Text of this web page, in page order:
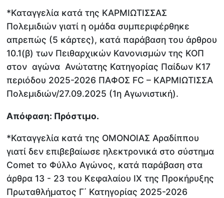
*Καταγγελία κατά της ΚΑΡΜΙΩΤΙΣΣΑΣ
Πολεμιδιών γιατί η ομάδα συμπεριφέρθηκε
απρεπώς (5 κάρτες), κατά παράβαση του άρθρου
10.1(β) των Πειθαρχικών Κανονισμών της ΚΟΠ
στον αγώνα Ανώτατης Κατηγορίας Παίδων Κ17
περιόδου 2025-2026 ΠΑΦΟΣ FC – ΚΑΡΜΙΩΤΙΣΣΑ
Πολεμιδιών/27.09.2025 (1η Αγωνιστική).
Απόφαση: Πρόστιμο.
*Καταγγελία κατά της ΟΜΟΝΟΙΑΣ Αραδίππου
γιατί δεν επιβεβαίωσε ηλεκτρονικά στο σύστημα
Comet το Φύλλο Αγώνος, κατά παράβαση στα
άρθρα 13 - 23 του Κεφαλαίου ΙΧ της Προκήρυξης
Πρωταθλήματος Γ΄ Κατηγορίας 2025-2026